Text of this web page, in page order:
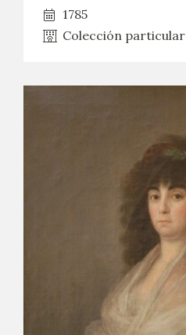
1785
Colección particular